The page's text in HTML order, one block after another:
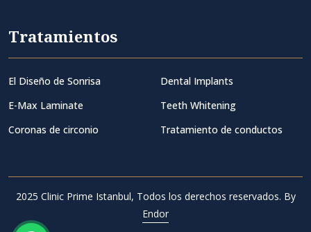
Tratamientos
El Diseño de Sonrisa
E-Max Laminate
Coronas de circonio
Dental Implants
Teeth Whitening
Tratamiento de conductos
2025 Clinic Prime Istanbul, Todos los derechos reservados. By
Endor